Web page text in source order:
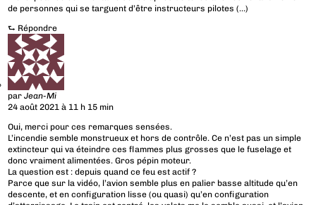
de personnes qui se targuent d’être instructeurs pilotes (…)
⮑ Répondre
parJean-Mi
24 août 2021 à 11 h 15 min
Oui, merci pour ces remarques sensées.
L’incendie semble monstrueux et hors de contrôle. Ce n’est pas un simple
extincteur qui va éteindre ces flammes plus grosses que le fuselage et
donc vraiment alimentées. Gros pépin moteur.
La question est : depuis quand ce feu est actif ?
Parce que sur la vidéo, l’avion semble plus en palier basse altitude qu’en
descente, et en configuration lisse (ou quasi) qu’en configuration